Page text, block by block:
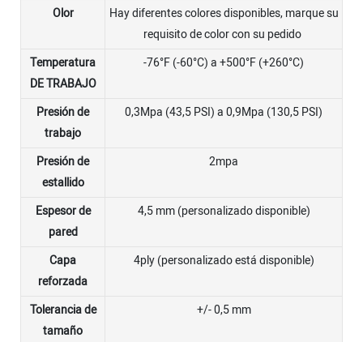
Olor
Hay diferentes colores disponibles, marque su
requisito de color con su pedido
Temperatura
DE TRABAJO
-76°F (-60°C) a +500°F (+260°C)
Presión de
trabajo
0,3Mpa (43,5 PSI) a 0,9Mpa (130,5 PSI)
Presión de
estallido
2mpa
Espesor de
pared
4,5 mm (personalizado disponible)
Capa
reforzada
4ply (personalizado está disponible)
Tolerancia de
tamaño
+/- 0,5 mm